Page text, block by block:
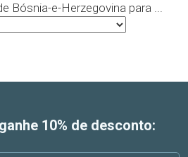
Bósnia-e-Herzegovina para ...
10% de desconto: